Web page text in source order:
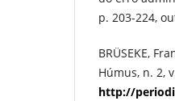
p. 203-224,
BRÜSEKE,
Húmus, n. 2,
http://